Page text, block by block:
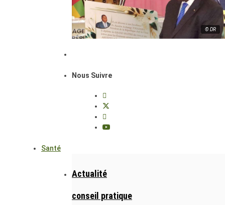
© DR
Nous Suivre
Santé
Actualité
conseil pratique